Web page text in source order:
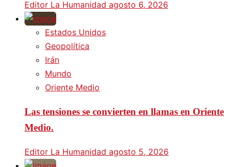
Editor La Humanidad agosto 6, 2026
Estados Unidos
Geopolítica
Irán
Mundo
Oriente Medio
Las tensiones se convierten en llamas en Oriente
Medio.
Editor La Humanidad agosto 5, 2026